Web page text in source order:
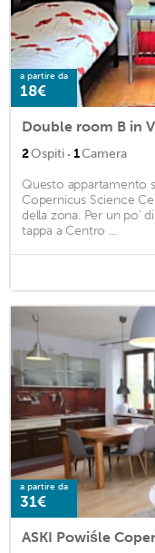
a partire da
18€
Double room B in
2Ospiti · 1Camera
Questo appartamento
Copernicus Science
della zona. Per un po'
tappa a Centro ...
a partire da
31€
ASKI Powiśle